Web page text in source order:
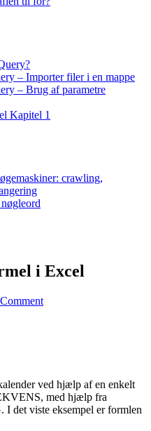
– Importer filer i en mappe
– Brug af parametre
Kapitel 1
crawling,
i Excel
ved hjælp af en enkelt
med hjælp fra
viste eksempel er formlen